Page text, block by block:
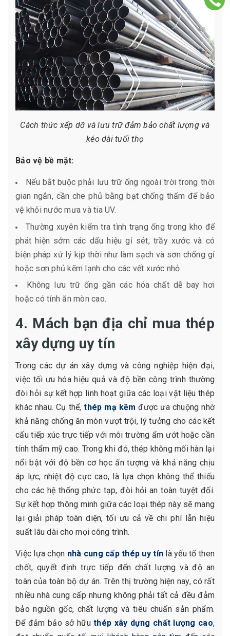
Cách thức xếp dỡ và lưu trữ đảm bảo chất lượng và
kéo dài tuổi thọ
Bảo vệ bề mặt:
Nếu bắt buộc phải lưu trữ ống ngoài trời trong thời
gian ngắn, cần che phủ bằng bạt chống thấm để bảo
vệ khỏi nước mưa và tia UV.
Thường xuyên kiểm tra tình trạng ống trong kho để
phát hiện sớm các dấu hiệu gỉ sét, trầy xước và có
biện pháp xử lý kịp thời như làm sạch và sơn chống gỉ
hoặc sơn phủ kẽm lạnh cho các vết xước nhỏ.
Không lưu trữ ống gần các hóa chất dễ bay hơi
hoặc có tính ăn mòn cao.
4. Mách bạn địa chỉ mua thép
xây dựng uy tín
Trong các dự án xây dựng và công nghiệp hiện đại,
việc tối ưu hóa hiệu quả và độ bền công trình thường
đòi hỏi sự kết hợp linh hoạt giữa các loại vật liệu thép
khác nhau. Cụ thể,thép mạ kẽm được ưa chuộng nhờ
khả năng chống ăn mòn vượt trội, lý tưởng cho các kết
cấu tiếp xúc trực tiếp với môi trường ẩm ướt hoặc cần
tính thẩm mỹ cao. Trong khi đó, thép không mối hàn lại
nổi bật với độ bền cơ học ấn tượng và khả năng chịu
áp lực, nhiệt độ cực cao, là lựa chọn không thể thiếu
cho các hệ thống phức tạp, đòi hỏi an toàn tuyệt đối.
Sự kết hợp thông minh giữa các loại thép này sẽ mang
lại giải pháp toàn diện, tối ưu cả về chi phí lẫn hiệu
suất lâu dài cho mọi công trình.
Việc lựa chọn nhà cung cấp thép uy tín là yếu tố then
chốt, quyết định trực tiếp đến chất lượng và độ an
toàn của toàn bộ dự án. Trên thị trường hiện nay, có rất
nhiều nhà cung cấp nhưng không phải tất cả đều đảm
bảo nguồn gốc, chất lượng và tiêu chuẩn sản phẩm.
Để đảm bảo sở hữuthép xây dựng chất lượng cao,